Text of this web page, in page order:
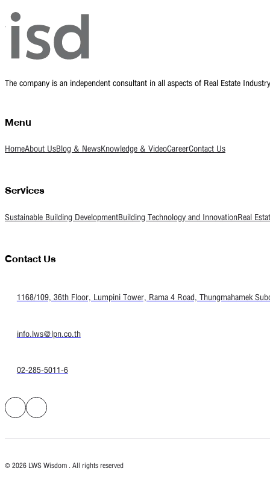
The company is an independent consultant in all aspects of Real Estate
Menu
HomeAbout UsBlog & NewsKnowledge & VideoCareerContact Us
Services
Sustainable Building DevelopmentBuilding Technology and InnovationReal
Contact Us
1168/109, 36th Floor, Lumpini Tower, Rama 4 Road, Thungmahamek
info.lws@lpn.co.th
02-285-5011-6
© 2026 LWS Wisdom . All rights reserved